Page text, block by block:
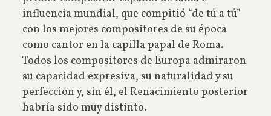
influencia mundial, que compitió “de tú a tú”
con los mejores compositores de su época
como cantor en la capilla papal de Roma.
Todos los compositores de Europa admiraron
su capacidad expresiva, su naturalidad y su
perfección y, sin él, el Renacimiento posterior
habría sido muy distinto.